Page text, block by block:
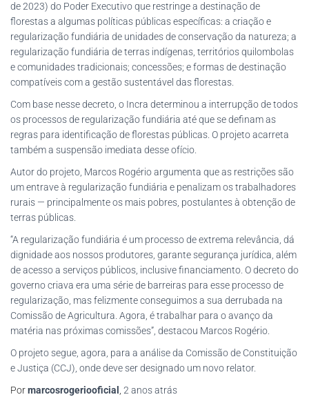
de 2023) do Poder Executivo que restringe a destinação de
florestas a algumas políticas públicas específicas: a criação e
regularização fundiária de unidades de conservação da natureza; a
regularização fundiária de terras indígenas, territórios quilombolas
e comunidades tradicionais; concessões; e formas de destinação
compatíveis com a gestão sustentável das florestas.
Com base nesse decreto, o Incra determinou a interrupção de todos
os processos de regularização fundiária até que se definam as
regras para identificação de florestas públicas. O projeto acarreta
também a suspensão imediata desse ofício.
Autor do projeto, Marcos Rogério argumenta que as restrições são
um entrave à regularização fundiária e penalizam os trabalhadores
rurais — principalmente os mais pobres, postulantes à obtenção de
terras públicas.
“A regularização fundiária é um processo de extrema relevância, dá
dignidade aos nossos produtores, garante segurança jurídica, além
de acesso a serviços públicos, inclusive financiamento. O decreto do
governo criava era uma série de barreiras para esse processo de
regularização, mas felizmente conseguimos a sua derrubada na
Comissão de Agricultura. Agora, é trabalhar para o avanço da
matéria nas próximas comissões”, destacou Marcos Rogério.
O projeto segue, agora, para a análise da Comissão de Constituição
e Justiça (CCJ), onde deve ser designado um novo relator.
Pormarcosrogeriooficial , 2 anosatrás